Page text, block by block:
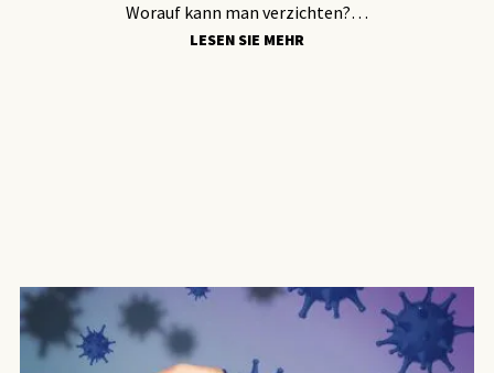
Worauf kann man verzichten?…
LESEN SIE MEHR